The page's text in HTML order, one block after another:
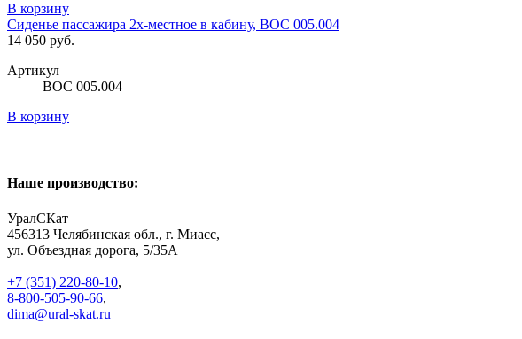
В корзину
Сиденье пассажира 2х-местное в кабину, ВОС 005.004
14 050 руб.
Артикул
ВОС 005.004
В корзину
Наше производство:
УралСКат
456313 Челябинская обл., г. Миасс,
ул. Объездная дорога, 5/35А
+7 (351) 220-80-10,
8-800-505-90-66,
dima@ural-skat.ru